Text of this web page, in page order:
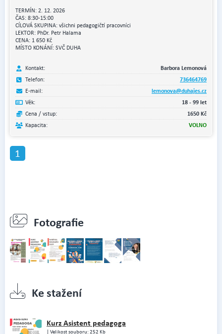
TERMÍN: 2. 12. 2026
ČAS: 8:30-15:00
CÍLOVÁ SKUPINA: všichni pedagogičtí pracovníci
LEKTOR: PhDr. Petr Halama
CENA: 1 650 Kč
MÍSTO KONÁNÍ: SVČ DUHA
Kontakt:
Barbora Lemonová
Telefon:
736464769
E-mail:
lemonova@duhajes.cz
Věk:
18 - 99 let
Cena / vstup:
1650 Kč
Kapacita:
VOLNO
1
Fotografie
Ke stažení
Kurz Asistent pedagoga
| Velikost souboru: 252 Kb